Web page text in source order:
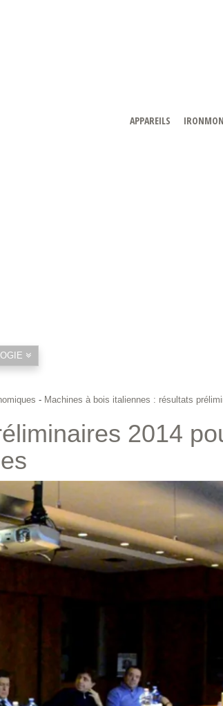
APPAREILS
- Machines à bois italiennes : résultats
2014